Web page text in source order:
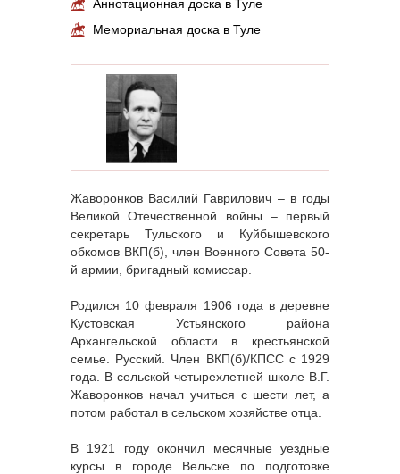
Аннотационная доска в Туле
Мемориальная доска в Туле
Жаворонков Василий Гаврилович – в годы
Великой Отечественной войны – первый
секретарь Тульского и Куйбышевского
обкомов ВКП(б), член Военного Совета 50-
й армии, бригадный комиссар.
Родился 10 февраля 1906 года в деревне
Кустовская Устьянского района
Архангельской области в крестьянской
семье. Русский. Член ВКП(б)/КПСС с 1929
года. В сельской четырехлетней школе В.Г.
Жаворонков начал учиться с шести лет, а
потом работал в сельском хозяйстве отца.
В 1921 году окончил месячные уездные
курсы в городе Вельске по подготовке